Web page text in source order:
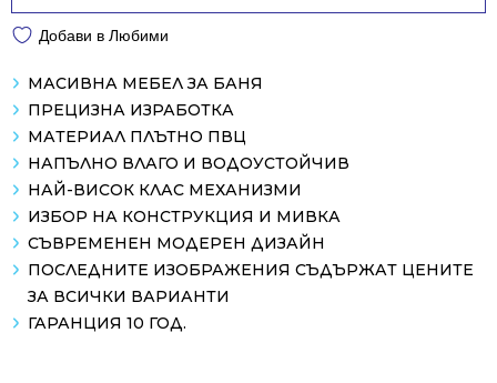
Добави в Любими
МАСИВНА МЕБЕЛ ЗА БАНЯ
ПРЕЦИЗНА ИЗРАБОТКА
МАТЕРИАЛ ПЛЪТНО ПВЦ
НАПЪЛНО ВЛАГО И ВОДОУСТОЙЧИВ
НАЙ-ВИСОК КЛАС МЕХАНИЗМИ
ИЗБОР НА КОНСТРУКЦИЯ И МИВКА
СЪВРЕМЕНЕН МОДЕРЕН ДИЗАЙН
ПОСЛЕДНИТЕ ИЗОБРАЖЕНИЯ СЪДЪРЖАТ ЦЕНИТЕ
ЗА ВСИЧКИ ВАРИАНТИ
ГАРАНЦИЯ 10 ГОД.